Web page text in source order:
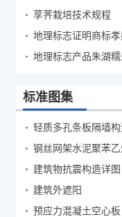
莩荠栽培技术规程
地理标志证明商标
地理标志产品朱湖
标准图集
轻质多孔条板隔墙
钢丝网架水泥聚苯乙
建筑外遮阳
预应力混凝土空心